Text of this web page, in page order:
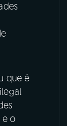
que é
o